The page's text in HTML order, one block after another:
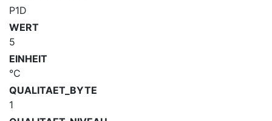
P1D
WERT
5
EINHEIT
°C
QUALITAET_BYTE
1